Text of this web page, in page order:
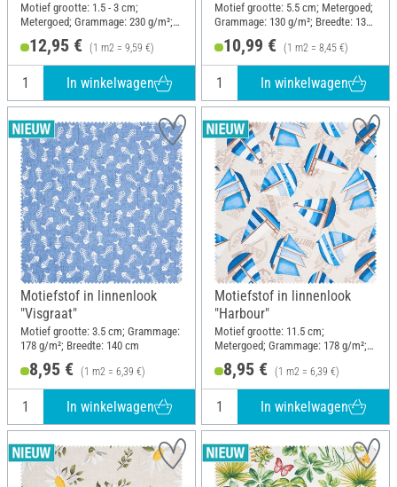
Motief grootte: 1.5 - 3 cm;
Metergoed; Grammage: 230 g/m²;
Breedte: 135 cm
12,95 € (1 m2 = 9,59 €)
In winkelwagen
Motief grootte: 5.5 cm; Metergoed;
Grammage: 130 g/m²; Breedte: 130
cm
10,99 € (1 m2 = 8,45 €)
In winkelwagen
Motiefstof in linnenlook
"Visgraat"
Motief grootte: 3.5 cm; Grammage:
178 g/m²; Breedte: 140 cm
8,95 € (1 m2 = 6,39 €)
In winkelwagen
Motiefstof in linnenlook
"Harbour"
Motief grootte: 11.5 cm;
Metergoed; Grammage: 178 g/m²;
Breedte: 140 cm
8,95 € (1 m2 = 6,39 €)
In winkelwagen